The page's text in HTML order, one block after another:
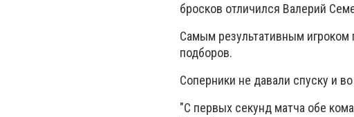
бросков отличился Валерий
Самым результативным игроком
подборов.
Соперники не давали спуску и
"С первых секунд матча обе